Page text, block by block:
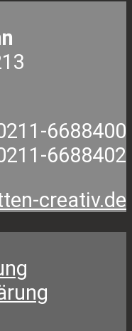
6688400
6688402
creativ.de